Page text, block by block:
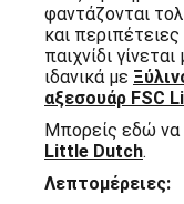
φαντάζονται
και
παιχνίδι
ιδανικά με
αξεσουάρ FSC
Μπορείς εδώ να
Little Dutch.
Λεπτομέρειες: